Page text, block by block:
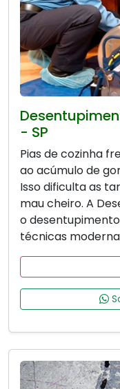
- SP
Pias de cozinha
ao acúmulo de
Isso dificulta as
mau cheiro. A
o
técnicas